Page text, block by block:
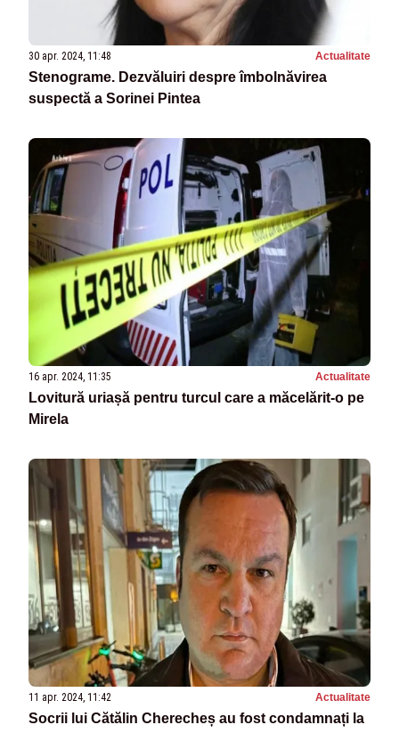
30 apr. 2024, 11:48 Actualitate
Stenograme. Dezvăluiri despre îmbolnăvirea
suspectă a Sorinei Pintea
16 apr. 2024, 11:35 Actualitate
Lovitură uriașă pentru turcul care a măcelărit-o pe
Mirela
11 apr. 2024, 11:42 Actualitate
Socrii lui Cătălin Cherecheș au fost condamnați la